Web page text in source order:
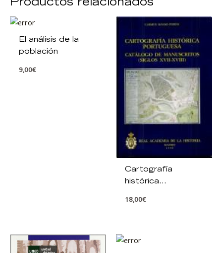
Productos relacionados
El análisis de la
población
9,00€
Cartografía
histórica
18,00€